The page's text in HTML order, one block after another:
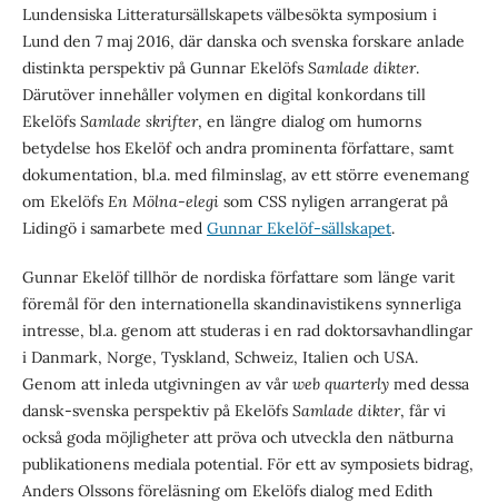
Lundensiska Litteratursällskapets välbesökta symposium i
Lund den 7 maj 2016, där danska och svenska forskare anlade
distinkta perspektiv på Gunnar Ekelöfs Samlade dikter.
Därutöver innehåller volymen en digital konkordans till
Ekelöfs Samlade skrifter, en längre dialog om humorns
betydelse hos Ekelöf och andra prominenta författare, samt
dokumentation, bl.a. med filminslag, av ett större evenemang
om Ekelöfs En Mölna-elegisom CSS nyligen arrangerat på
Lidingö i samarbete med Gunnar Ekelöf-sällskapet.
Gunnar Ekelöf tillhör de nordiska författare som länge varit
föremål för den internationella skandinavistikens synnerliga
intresse, bl.a. genom att studeras i en rad doktorsavhandlingar
i Danmark, Norge, Tyskland, Schweiz, Italien och USA.
Genom att inleda utgivningen av vår web quarterlymed dessa
dansk-svenska perspektiv på Ekelöfs Samlade dikter, får vi
också goda möjligheter att pröva och utveckla den nätburna
publikationens mediala potential. För ett av symposiets bidrag,
Anders Olssons föreläsning om Ekelöfs dialog med Edith